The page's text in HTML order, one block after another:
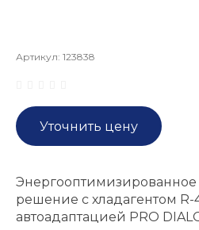
Артикул: 123838
Уточнить цену
решение с хладагентом R-
автоадаптацией PRO